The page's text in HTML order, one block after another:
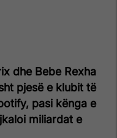
dhe Bebe Rexha
pjesë e klubit të
pasi kënga e
miliardat e